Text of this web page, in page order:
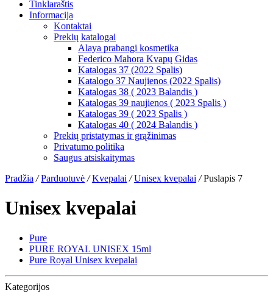
Tinklaraštis
Informacija
Kontaktai
Prekių katalogai
Alaya prabangi kosmetika
Federico Mahora Kvapų Gidas
Katalogas 37 (2022 Spalis)
Katalogo 37 Naujienos (2022 Spalis)
Katalogas 38 ( 2023 Balandis )
Katalogas 39 naujienos ( 2023 Spalis )
Katalogas 39 ( 2023 Spalis )
Katalogas 40 ( 2024 Balandis )
Prekių pristatymas ir grąžinimas
Privatumo politika
Saugus atsiskaitymas
Pradžia / Parduotuvė / Kvepalai / Unisex kvepalai /Puslapis 7
Unisex kvepalai
Pure
PURE ROYAL UNISEX 15ml
Pure Royal Unisex kvepalai
Kategorijos